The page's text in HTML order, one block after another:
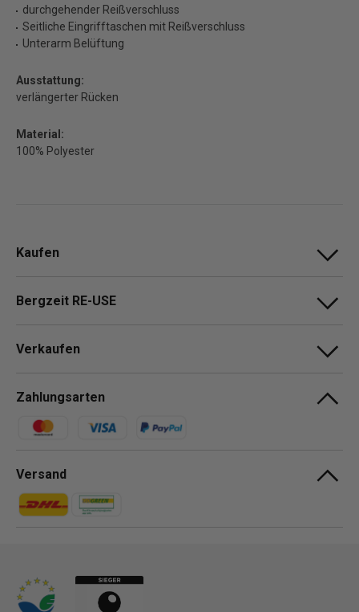
durchgehender Reißverschluss
Seitliche Eingrifftaschen mit Reißverschluss
Unterarm Belüftung
Ausstattung:
verlängerter Rücken
Material:
100% Polyester
Kaufen
Bergzeit RE-USE
Verkaufen
Zahlungsarten
Zahlungsmethoden
Versand
Zahlungsmethoden
Zahlungsmethoden